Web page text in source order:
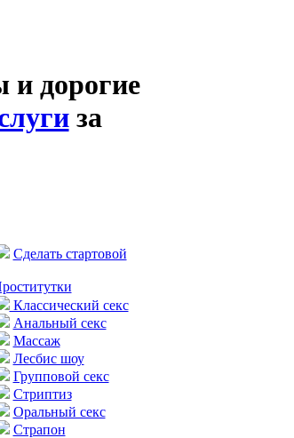
дорогие
за
Сделать стартовой
Классический секс
Анальный секс
Массаж
Лесбис шоу
Групповой секс
Стриптиз
Оральный секс
Страпон